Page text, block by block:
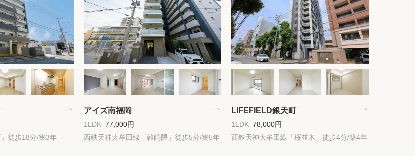
閲覧履歴
保存した検索条件
店舗・スタッフ紹介
徒歩18分/築3年
アイズ南福岡
1LDK 77,000円
西鉄天神大牟田線「雑餉隈」徒歩5分/築5年
LIFEFIELD銀天町
1LDK 78,000円
西鉄天神大牟田線「桜並木」徒歩4分/築4年